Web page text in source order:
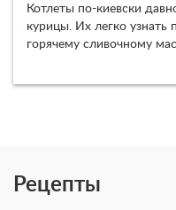
Котлеты по-киевски
курицы. Их легко узнать
горячему сливочному
Рецепты